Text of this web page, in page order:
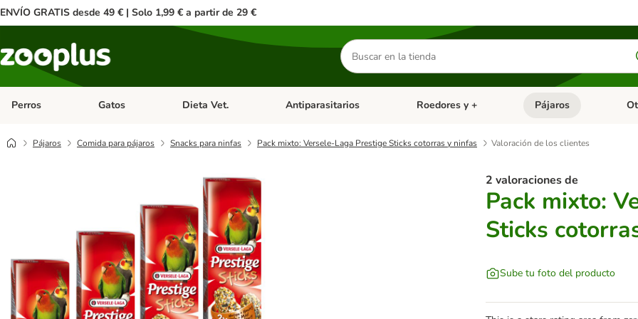
ENVÍO GRATIS desde 49 € | Solo 1,99 € a partir de 29 €
Buscar
productos
Perros Menú de categoria abierto: Perros
Gatos Menú de categoria abierto: Gatos
Dieta Vet. Menú de categoria abierto: Dieta Vet.
Antiparasitarios Menú de categoria abierto: Antiparasitarios
Roedores y + Menú de categoria
Pájaros
Pájaros Comida para pájaros Snacks para ninfas Pack mixto: Versele-Laga Prestige Sticks cotorras y ninfas Valoración de los clientes
2 valoraciones de
Pack mixto:
Sticks
Sube tu foto del producto